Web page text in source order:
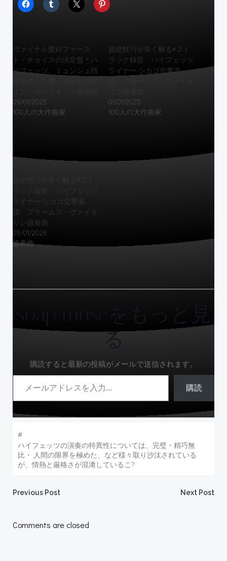
ヴァイナル愛好ファース
ト・チョイスの決定盤＊ハ
イフェッツ、ミュンシュ指
09/01/2025
100人の大作曲家
超絶技巧が良く解る◉２ト
ラック録音 ハイフェッツ
ライナー シカゴ交響楽
01/01/2025
100人の大作曲家
ライナー シカゴ交響楽
団 ブラームス・ヴァイオ
リン協奏曲
05/01/2026
協奏曲
soap museをもっと見
る
購読すると最新の投稿がメールで送信されます。
メールアドレスを入力...
購読
#
ハイフェッツの演奏の特異性については、完璧・精巧無
比・ 人間の限界を極めた、など様々取り沙汰されている
が、情熱と厳格さが混淆しているこ?
Post
navigation
Previous Post Next Post
Comments are closed